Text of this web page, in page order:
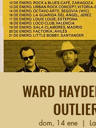
WARD
dom, 14 ene
  |